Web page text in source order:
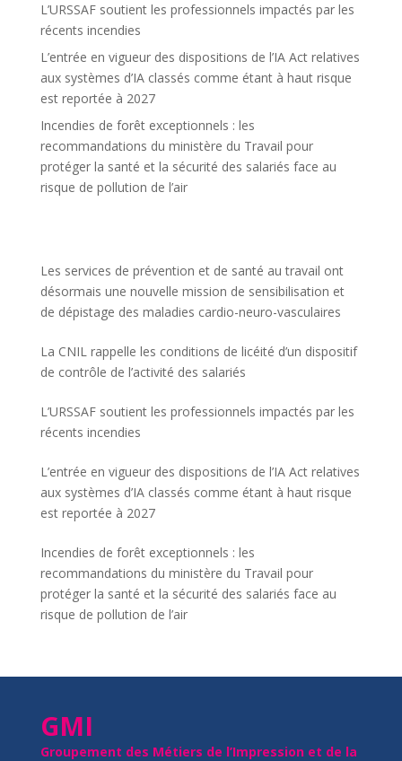
L’URSSAF soutient les professionnels impactés par les
récents incendies
L’entrée en vigueur des dispositions de l’IA Act relatives
aux systèmes d’IA classés comme étant à haut risque
est reportée à 2027
Incendies de forêt exceptionnels : les
recommandations du ministère du Travail pour
protéger la santé et la sécurité des salariés face au
risque de pollution de l’air
Les services de prévention et de santé au travail ont
désormais une nouvelle mission de sensibilisation et
de dépistage des maladies cardio-neuro-vasculaires
La CNIL rappelle les conditions de licéité d’un dispositif
de contrôle de l’activité des salariés
L’URSSAF soutient les professionnels impactés par les
récents incendies
L’entrée en vigueur des dispositions de l’IA Act relatives
aux systèmes d’IA classés comme étant à haut risque
est reportée à 2027
Incendies de forêt exceptionnels : les
recommandations du ministère du Travail pour
protéger la santé et la sécurité des salariés face au
risque de pollution de l’air
GMI
Groupement des Métiers de l’Impression et de la